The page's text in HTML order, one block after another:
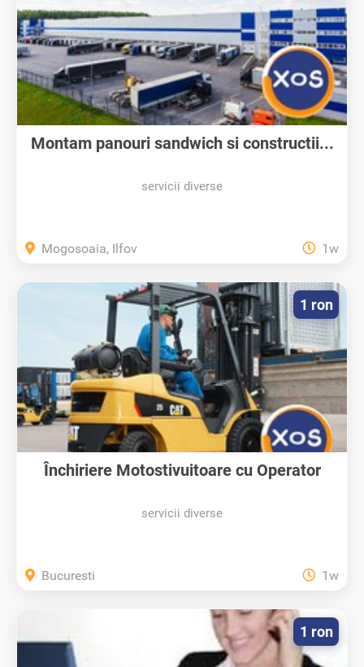
Montam panouri sandwich si constructii...
servicii diverse
Mogosoaia, Ilfov 1w
Închiriere Motostivuitoare cu Operator
servicii diverse
1 ron
Bucuresti 1w
1 ron